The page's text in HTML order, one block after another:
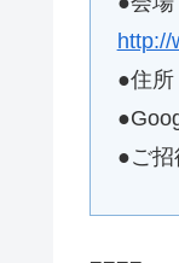
http://
●住
●ご